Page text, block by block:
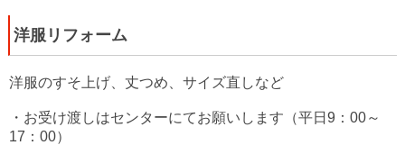
洋服リフォーム
洋服のすそ上げ、丈つめ、サイズ直しなど
・お受け渡しはセンターにてお願いします（平日9：00～
17：00）